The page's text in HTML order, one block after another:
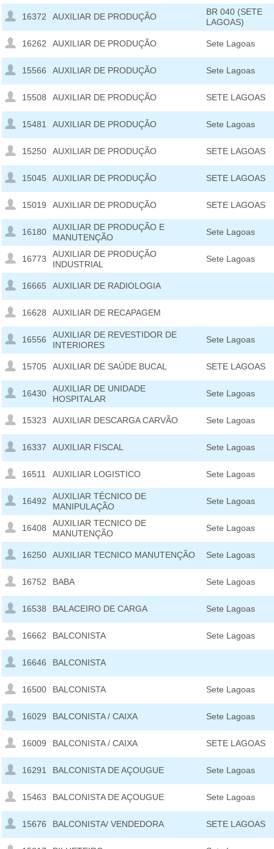
16372 AUXILIAR DE PRODUÇÃO
BR 040 (SETE
LAGOAS)
16262 AUXILIAR DE PRODUÇÃO Sete Lagoas
15566 AUXILIAR DE PRODUÇÃO Sete Lagoas
15508 AUXILIAR DE PRODUÇÃO SETE LAGOAS
15481 AUXILIAR DE PRODUÇÃO Sete Lagoas
15250 AUXILIAR DE PRODUÇÃO SETE LAGOAS
15045 AUXILIAR DE PRODUÇÃO SETE LAGOAS
15019 AUXILIAR DE PRODUÇÃO SETE LAGOAS
16180
AUXILIAR DE PRODUÇÃO E
MANUTENÇÃO
Sete Lagoas
16773
AUXILIAR DE PRODUÇÃO
INDUSTRIAL
Sete Lagoas
16665 AUXILIAR DE RADIOLOGIA
16628 AUXILIAR DE RECAPAGEM
16556
AUXILIAR DE REVESTIDOR DE
INTERIORES
Sete Lagoas
15705 AUXILIAR DE SAÚDE BUCAL SETE LAGOAS
16430
AUXILIAR DE UNIDADE
HOSPITALAR
Sete Lagoas
15323 AUXILIAR DESCARGA CARVÃO Sete Lagoas
16337 AUXILIAR FISCAL Sete Lagoas
16511 AUXILIAR LOGISTICO Sete Lagoas
16492
AUXILIAR TÉCNICO DE
MANIPULAÇÃO
Sete Lagoas
16408
AUXILIAR TECNICO DE
MANUTENÇÃO
Sete Lagoas
16250 AUXILIAR TECNICO MANUTENÇÃO Sete Lagoas
16752 BABA Sete Lagoas
16538 BALACEIRO DE CARGA Sete Lagoas
16662 BALCONISTA Sete Lagoas
16646 BALCONISTA
16500 BALCONISTA Sete Lagoas
16029 BALCONISTA / CAIXA Sete Lagoas
16009 BALCONISTA / CAIXA SETE LAGOAS
16291 BALCONISTA DE AÇOUGUE Sete Lagoas
15463 BALCONISTA DE AÇOUGUE Sete Lagoas
15676 BALCONISTA/ VENDEDORA SETE LAGOAS